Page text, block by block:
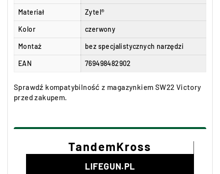
Materiał Zytel®
Kolor czerwony
Montaż bez specjalistycznych narzędzi
EAN 769498482902
Sprawdź kompatybilność z magazynkiem SW22 Victory
przed zakupem.
TandemKross
LIFEGUN.PL